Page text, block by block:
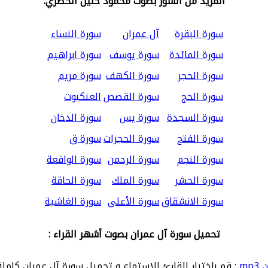
سورة البقرة
آل عمران
سورة النساء
سورة المائدة سورة يوسف سورة ابراهيم
سورة الحجر
سورة الكهف سورة مريم
سورة الحج
سورة القصصالعنكبوت
سورة السجدة سورة يس
سورة الدخان
سورة الفتح
سورة الحجراتسورة ق
سورة النجم
سورة الرحمن سورة الواقعة
سورة الحشر
سورة الملك سورة الحاقة
سورة الانشقاقسورة الأعلى سورة الغاشية
تحميل سورة آل عمران بصوت أشهر القراء :